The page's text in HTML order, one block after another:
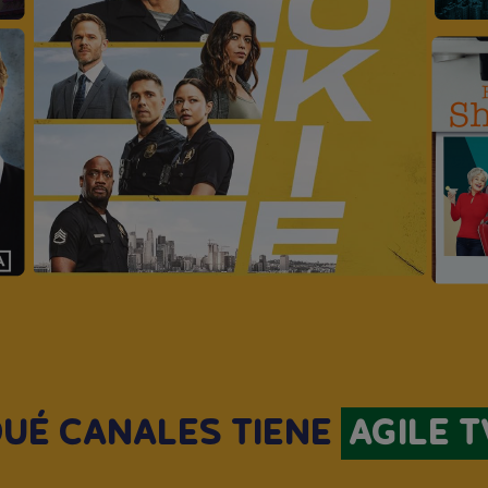
CANALES TIENE AGILE